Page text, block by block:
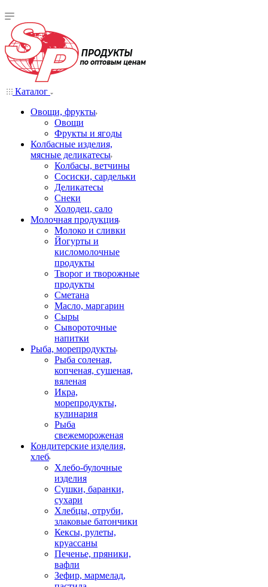
Каталог
Овощи, фрукты
Овощи
Фрукты и ягоды
Колбасные изделия,
мясные деликатесы
Колбасы, ветчины
Сосиски, сардельки
Деликатесы
Снеки
Холодец, сало
Молочная продукция
Молоко и сливки
Йогурты и
кисломолочные
продукты
Творог и творожные
продукты
Сметана
Масло, маргарин
Сыры
Сывороточные
напитки
Рыба, морепродукты
Рыба соленая,
копченая, сушеная,
вяленая
Икра,
морепродукты,
кулинария
Рыба
свежемороженая
Кондитерские изделия,
хлеб
Хлебо-булочные
изделия
Сушки, баранки,
сухари
Хлебцы, отруби,
злаковые батончики
Кексы, рулеты,
круассаны
Печенье, пряники,
вафли
Зефир, мармелад,